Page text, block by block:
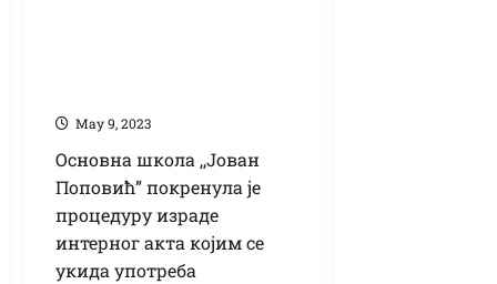
Маy 9, 2023
Основна школа ,,Јован
Поповић” покренула је
процедуру израде
интерног акта којим се
укида употреба